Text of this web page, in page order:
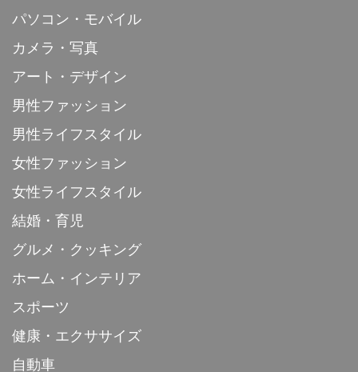
パソコン・モバイル
カメラ・写真
アート・デザイン
男性ファッション
男性ライフスタイル
女性ファッション
女性ライフスタイル
結婚・育児
グルメ・クッキング
ホーム・インテリア
スポーツ
健康・エクササイズ
自動車